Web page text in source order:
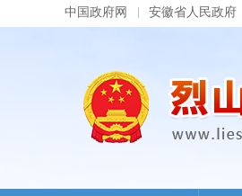
中国政府网 安徽省人民政府